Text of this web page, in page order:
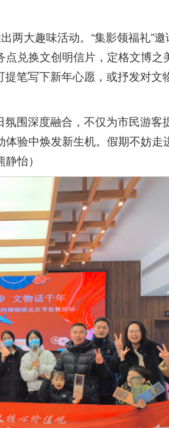
两大趣味活动。“集影领福礼”
兑换文创明信片，定格文博之
笔写下新年心愿，或抒发对文
围深度融合，不仅为市民游客
验中焕发新生机。假期不妨走
怡）